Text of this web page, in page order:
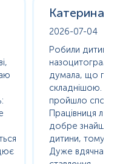
Катерина
2026-07-04
Робили дитині
назоцитограму.
думала, що
складнішою.
пройшло
Працівниця
добре знайшла
дитини, тому без
Дуже вдячна за